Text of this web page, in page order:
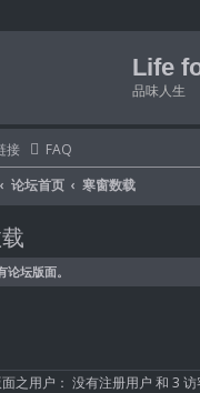
Life
品味人生
接 FAQ
论坛首页 寒窗数载
论坛版面。
之用户： 没有注册用户 和 3 访